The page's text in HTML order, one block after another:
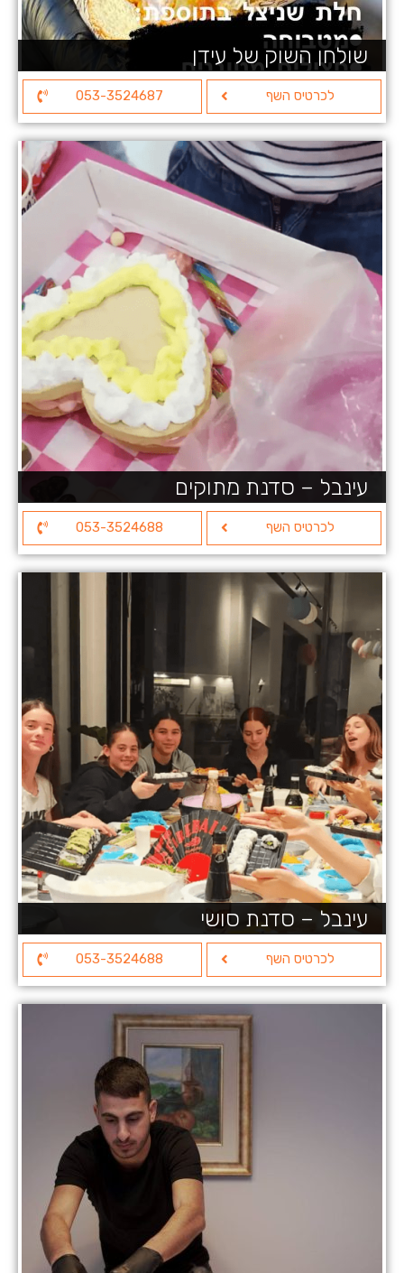
שולחן השוק של עידן
לכרטיס השף 053-3524687
עינבל – סדנת מתוקים
לכרטיס השף 053-3524688
עינבל – סדנת סושי
לכרטיס השף 053-3524688